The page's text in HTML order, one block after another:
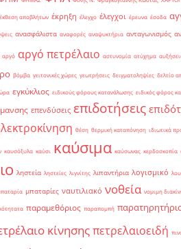
έκθεση αποβλήτων έκρηξη έλεγχο έλεγχοι έρευνα έσοδα
ανασφάλιστα αναφορές αναψυκτήρια ανταγωνισμός
αργό αργό πετρέλαιο αστυνομία ατύχημα
βόμβα γειτονικές χώρες γεωτρήσεις δειγματοληψίες δελτίο
εγκύκλιος ειδικούς φόρους κατανάλωσης ειδικός φόρος
επενδύσεις επιδοτήσεις
θέση θερμική καταπόνηση ιδιωτικά
καυσόξυλα καύσι καύσιμα καύσωνας κερδοσκοπία
ληστεία ληστείες λιγνίτης λιπαντήρια λογισμικό
μπαταρίες ναυτιλιακό νοθεία νομιμη
παραμεθόριος παραπομπή
κίνησηςπετρελαιοειδή